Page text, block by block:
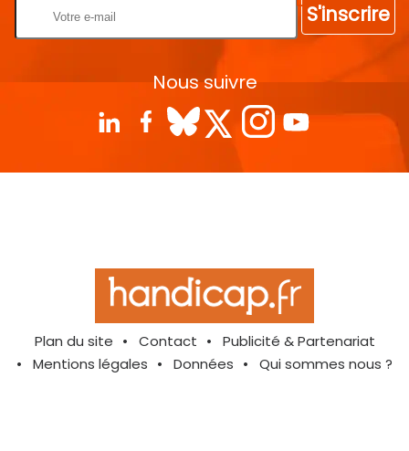
S'inscrire
Nous suivre
Plan du site Contact
Publicité & Partenariat
Mentions légales
Données Qui sommes nous ?